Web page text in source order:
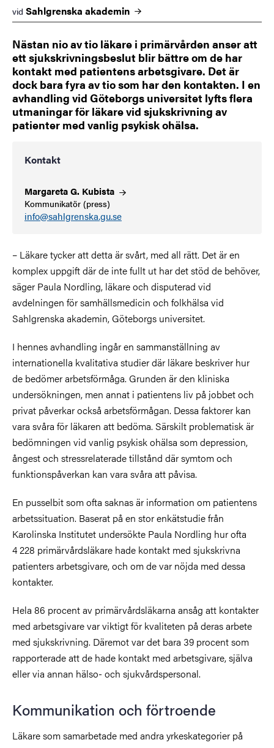
vid Sahlgrenska akademin
Nästan nio av tio läkare i primärvården anser att
ett sjukskrivningsbeslut blir bättre om de har
kontakt med patientens arbetsgivare. Det är
dock bara fyra av tio som har den kontakten. I en
avhandling vid Göteborgs universitet lyfts flera
utmaningar för läkare vid sjukskrivning av
patienter med vanlig psykisk ohälsa.
Kontakt
Margareta G. Kubista
Kommunikatör (press)
info@sahlgrenska.gu.se
– Läkare tycker att detta är svårt, med all rätt. Det är en
komplex uppgift där de inte fullt ut har det stöd de behöver,
säger Paula Nordling, läkare och disputerad vid
avdelningen för samhällsmedicin och folkhälsa vid
Sahlgrenska akademin, Göteborgs universitet.
I hennes avhandling ingår en sammanställning av
internationella kvalitativa studier där läkare beskriver hur
de bedömer arbetsförmåga. Grunden är den kliniska
undersökningen, men annat i patientens liv på jobbet och
privat påverkar också arbetsförmågan. Dessa faktorer kan
vara svåra för läkaren att bedöma. Särskilt problematisk är
bedömningen vid vanlig psykisk ohälsa som depression,
ångest och stressrelaterade tillstånd där symtom och
funktionspåverkan kan vara svåra att påvisa.
En pusselbit som ofta saknas är information om patientens
arbetssituation. Baserat på en stor enkätstudie från
Karolinska Institutet undersökte Paula Nordling hur ofta
4 228 primärvårdsläkare hade kontakt med sjukskrivna
patienters arbetsgivare, och om de var nöjda med dessa
kontakter.
Hela 86 procent av primärvårdsläkarna ansåg att kontakter
med arbetsgivare var viktigt för kvaliteten på deras arbete
med sjukskrivning. Däremot var det bara 39 procent som
rapporterade att de hade kontakt med arbetsgivare, själva
eller via annan hälso- och sjukvårdspersonal.
Kommunikation och förtroende
Läkare som samarbetade med andra yrkeskategorier på